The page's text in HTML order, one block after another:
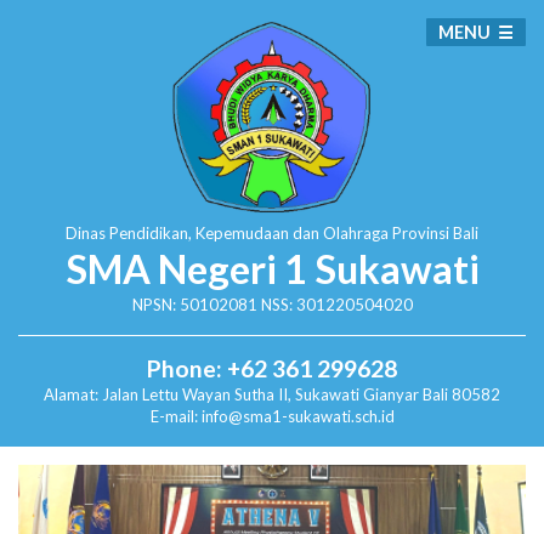
Dinas Pendidikan, Kepemudaan dan Olahraga Provinsi Bali
SMA Negeri 1 Sukawati
NPSN: 50102081 NSS: 301220504020
Phone: +62 361 299628
Alamat: Jalan Lettu Wayan Sutha II, SukawatiGianyar Bali 80582
E-mail: info@sma1-sukawati.sch.id
MENU